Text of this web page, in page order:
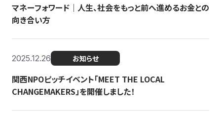
マネーフォワード｜人生、社会をもっと前へ進めるお金との
向き合い方
2025.12.26 お知らせ
関西NPOピッチイベント「MEET THE LOCAL
CHANGEMAKERS」を開催しました！